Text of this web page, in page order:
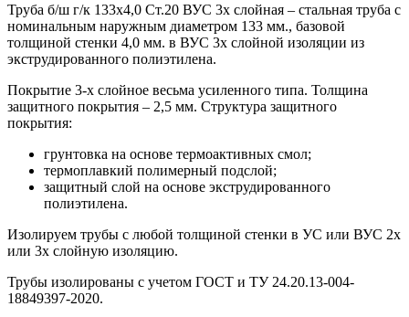
Труба б/ш г/к 133х4,0 Ст.20 ВУС 3х слойная – стальная труба с
номинальным наружным диаметром 133 мм., базовой
толщиной стенки 4,0 мм. в ВУС 3х слойной изоляции из
экструдированного полиэтилена.
Покрытие 3-х слойное весьма усиленного типа. Толщина
защитного покрытия – 2,5 мм. Структура защитного
покрытия:
грунтовка на основе термоактивных смол;
термоплавкий полимерный подслой;
защитный слой на основе экструдированного
полиэтилена.
Изолируем трубы с любой толщиной стенки в УС или ВУС 2х
или 3х слойную изоляцию.
Трубы изолированы с учетом ГOCT и TУ 24.20.13-004-
18849397-2020.